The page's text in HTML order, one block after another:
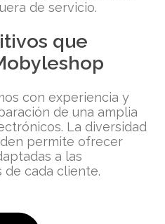
de servicio.
que
con experiencia y
de una amplia
La diversidad
permite ofrecer
a las
de cada cliente.